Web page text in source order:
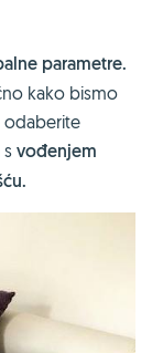
parametre.
kako bismo
odaberite
vođenjem